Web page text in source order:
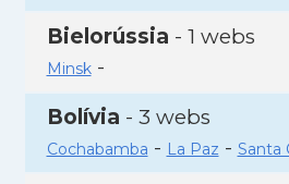
Bielorússia - 1 webs
Minsk-
Bolívia - 3 webs
Cochabamba - La Paz - Santa